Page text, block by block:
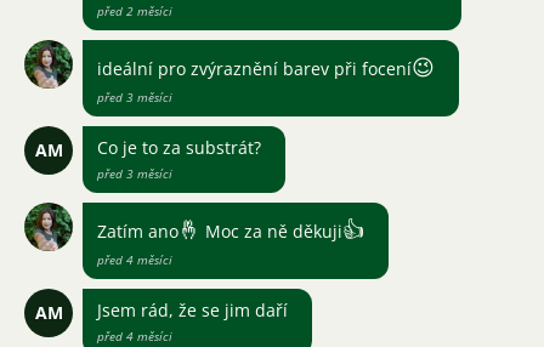
před 2 měsíci
ideální pro zvýraznění barev při focení😉
před 3 měsíci
AM Co je to za substrát?
před 3 měsíci
Zatím ano🤞 Moc za ně děkuji👍
před 4 měsíci
AM Jsem rád, že se jim daří
před 4 měsíci